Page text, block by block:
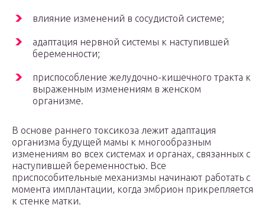
влияние изменений в сосудистой системе;
адаптация нервной системы к наступившей
беременности;
приспособление желудочно-кишечного тракта к
выраженным изменениям в женском
организме.
В основе раннего токсикоза лежит адаптация
организма будущей мамы к многообразным
изменениям во всех системах и органах, связанных с
наступившей беременностью. Все
приспособительные механизмы начинают работать с
момента имплантации, когда эмбрион прикрепляется
к стенке матки.